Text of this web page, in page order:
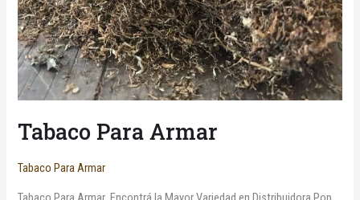
Tabaco Para Armar
Tabaco Para Armar